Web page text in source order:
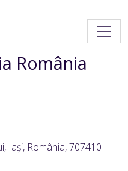
România
România,707410